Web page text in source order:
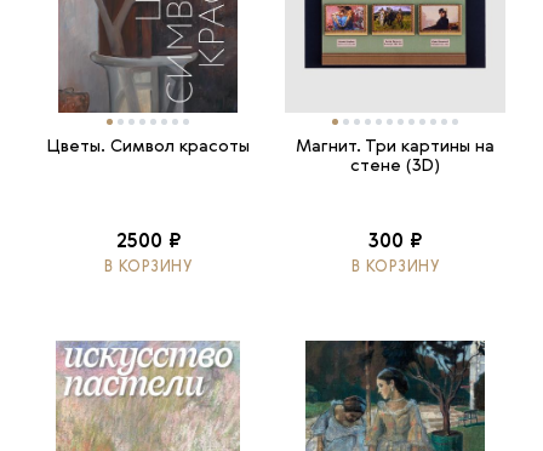
Цветы. Символ красоты
2500 ₽
В КОРЗИНУ
Магнит. Три картины на
стене (3D)
300 ₽
В КОРЗИНУ